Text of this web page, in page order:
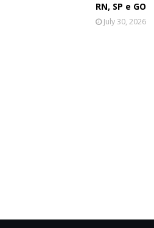
RN, SP e GO
July 30, 2026